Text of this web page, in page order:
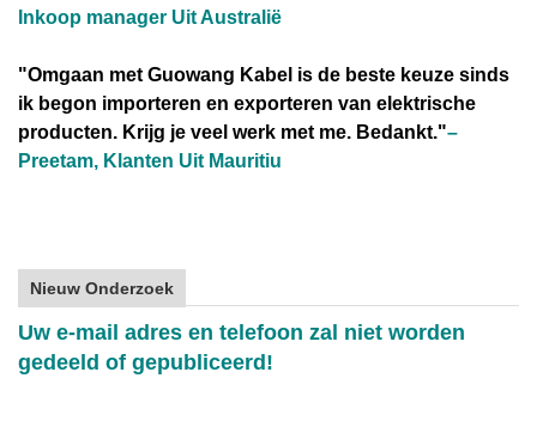
Inkoop manager Uit Australië
"Omgaan met Guowang Kabel is de beste keuze sinds
ik begon importeren en exporteren van elektrische
producten. Krijg je veel werk met me. Bedankt."–
Preetam, Klanten Uit Mauritiu
Nieuw Onderzoek
Uw e-mail adres en telefoon zal niet worden
gedeeld of gepubliceerd!